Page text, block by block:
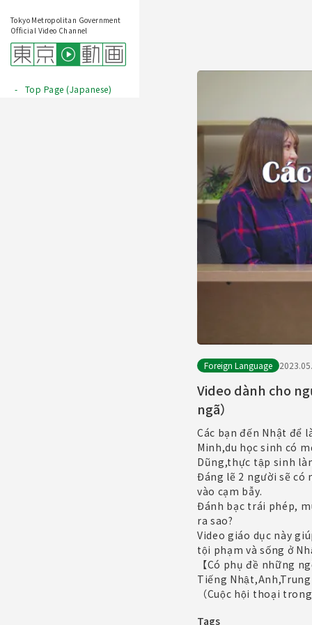
Tokyo Metropolitan Government
Official Video Channel
Top Page (Japanese)
Play
Foreign Language
Video dành cho
ngã）
Các bạn đến Nhật để
Minh,du học sinh có
Dũng,thực tập sinh
Đáng lẽ 2 người sẽ có
vào cạm bẫy.
Đánh bạc trái phép,
ra sao?
Video giáo dục này
tội phạm và sống ở
【Có phụ đề những
Tiếng
（Cuộc hội thoại
Tags